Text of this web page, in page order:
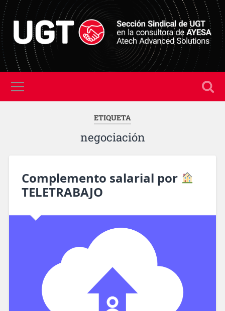
ETIQUETA
negociación
Complemento salarial por
TELETRABAJO